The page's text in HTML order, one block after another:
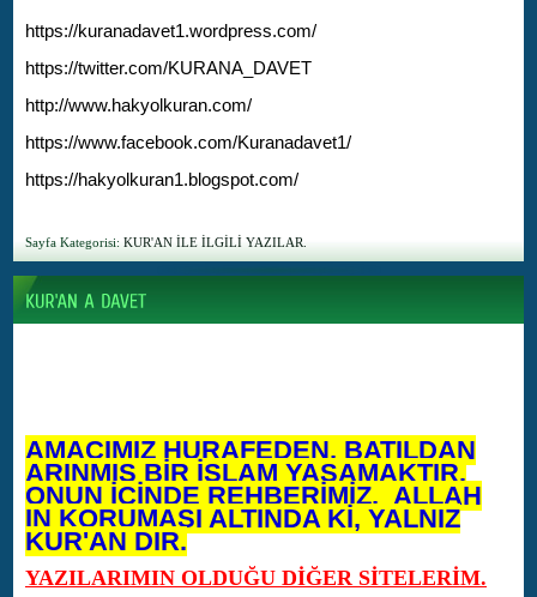
AMACIMIZ HURAFEDEN, BATILDAN
ARINMIŞ BİR İSLAM YAŞAMAKTIR.
ONUN İÇİNDE REHBERİMİZ, ALLAH
IN KORUMASI ALTINDA Kİ, YALNIZ
KUR'AN DIR.
YAZILARIMIN OLDUĞU DİĞER SİTELERİM.
https://kuranadavet1.wordpress.com/
https://twitter.com/KURANA_DAVET
http://www.hakyolkuran.com/
https://www.facebook.com/Kuranadavet1/
https://hakyolkuran1.blogspot.com/
Sayfa Kategorisi: KUR'AN İLE İLGİLİ YAZILAR.